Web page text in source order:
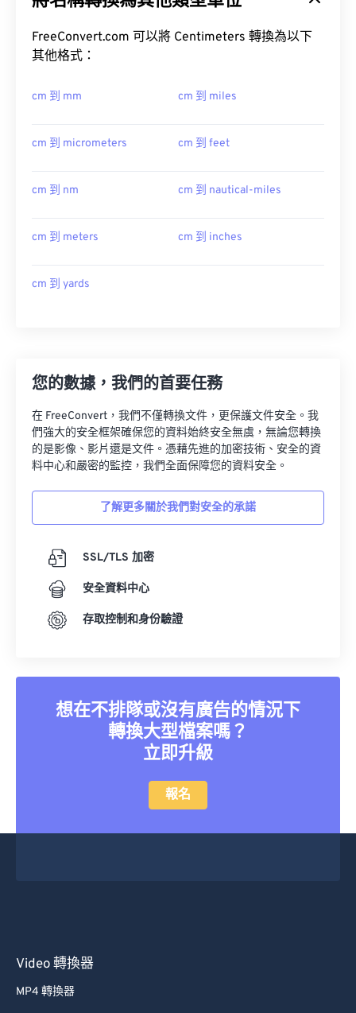
FreeConvert.com 可以將 Centimeters 轉換為以下
其他格式：
cm 到 mm cm 到 miles
cm 到 micrometers cm 到 feet
cm 到 nm cm 到 nautical-miles
cm 到 meters cm 到 inches
cm 到 yards
您的數據，我們的首要任務
在 FreeConvert，我們不僅轉換文件，更保護文件安全。我
們強大的安全框架確保您的資料始終安全無虞，無論您轉換
的是影像、影片還是文件。憑藉先進的加密技術、安全的資
料中心和嚴密的監控，我們全面保障您的資料安全。
了解更多關於我們對安全的承諾
SSL/TLS 加密
安全資料中心
存取控制和身份驗證
想在不排隊或沒有廣告的情況下
轉換大型檔案嗎？
立即升級
報名
Video 轉換器
MP4 轉換器